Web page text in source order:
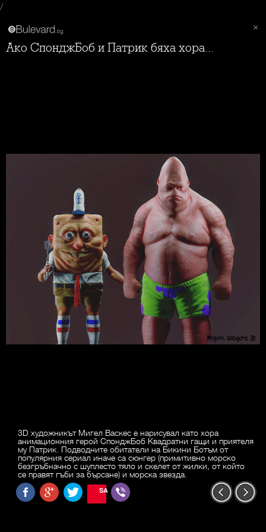
/
Ако СпонджБоб и Патрик бяха хора...
3D художникът Мигел Васкес е нарисувал като хора
анимационния герой СпонджБоб Квадратни гащи и приятеля
му Патрик. Подводните обитатели на Бикини Ботъм от
популярния сериал иначе са сюнгер (примитивно морско
безгръбначно с шуплесто тяло и скелет от жилки, от който
се правят гъби за бърсане) и морска звезда.
SAVE